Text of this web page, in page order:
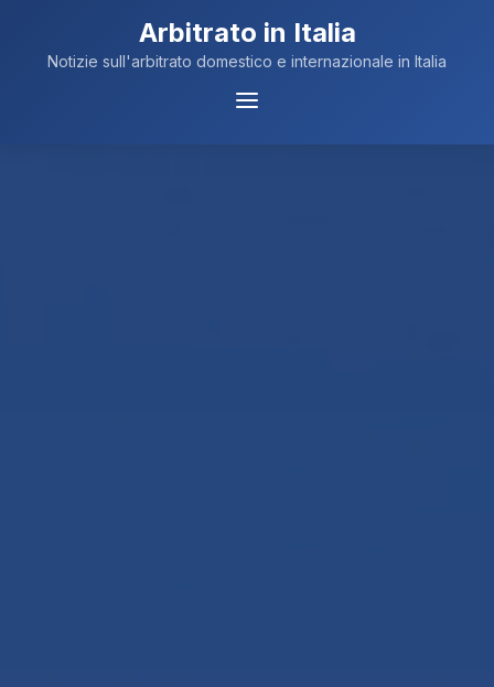
Arbitrato in Italia
Notizie sull'arbitrato domestico e internazionale in Italia
Menu